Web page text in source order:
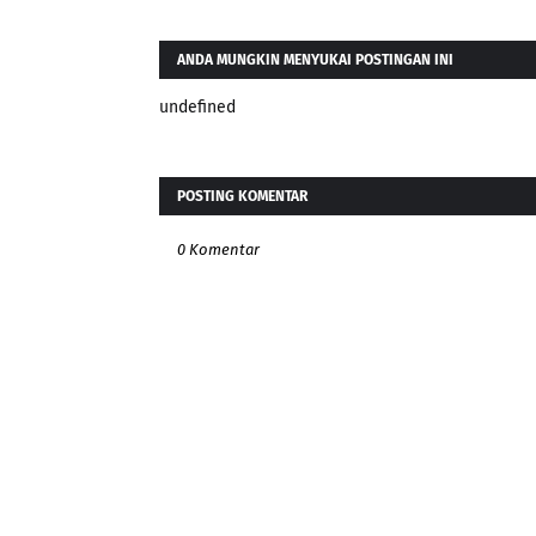
ANDA MUNGKIN MENYUKAI POSTINGAN INI
undefined
POSTING KOMENTAR
0 Komentar